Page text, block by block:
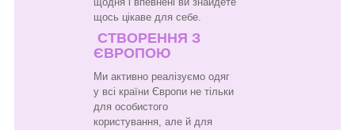
щось цікаве для себе.
СТВОРЕННЯ З
ЄВРОПОЮ
Ми активно реалізуємо одяг
у всі країни Європи не тільки
для особистого
користування, але й для